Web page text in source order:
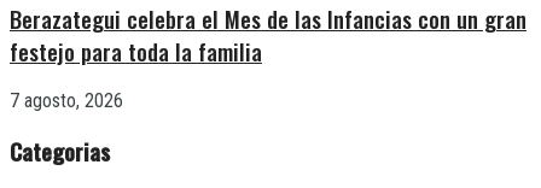
Berazategui celebra el Mes de las Infancias con un gran
festejo para toda la familia
7 agosto, 2026
Categorias